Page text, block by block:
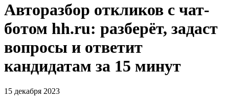
Авторазбор откликов с чат-
ботом hh.ru: разберёт, задаст
вопросы и ответит
кандидатам за 15 минут
15 декабря 2023